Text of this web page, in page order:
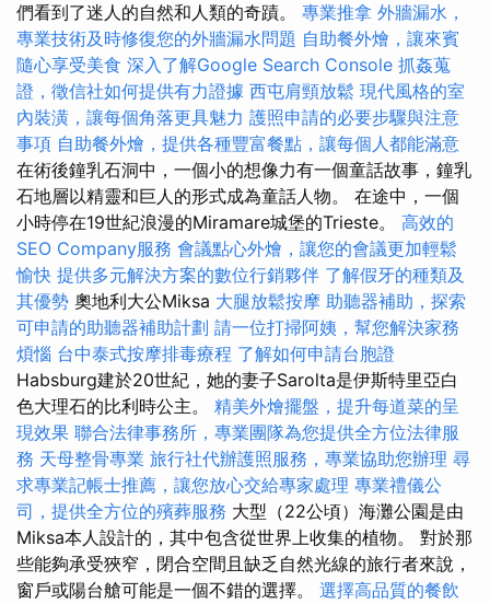
們看到了迷人的自然和人類的奇蹟。 專業推拿 外牆漏水，
專業技術及時修復您的外牆漏水問題 自助餐外燴，讓來賓
隨心享受美食 深入了解Google Search Console 抓姦蒐
證，徵信社如何提供有力證據 西屯肩頸放鬆 現代風格的室
內裝潢，讓每個角落更具魅力 護照申請的必要步驟與注意
事項 自助餐外燴，提供各種豐富餐點，讓每個人都能滿意
在術後鐘乳石洞中，一個小的想像力有一個童話故事，鐘乳
石地層以精靈和巨人的形式成為童話人物。 在途中，一個
小時停在19世紀浪漫的Miramare城堡的Trieste。 高效的
SEO Company服務 會議點心外燴，讓您的會議更加輕鬆
愉快 提供多元解決方案的數位行銷夥伴 了解假牙的種類及
其優勢 奧地利大公Miksa 大腿放鬆按摩 助聽器補助，探索
可申請的助聽器補助計劃 請一位打掃阿姨，幫您解決家務
煩惱 台中泰式按摩排毒療程 了解如何申請台胞證
Habsburg建於20世紀，她的妻子Sarolta是伊斯特里亞白
色大理石的比利時公主。 精美外燴擺盤，提升每道菜的呈
現效果 聯合法律事務所，專業團隊為您提供全方位法律服
務 天母整骨專業 旅行社代辦護照服務，專業協助您辦理 尋
求專業記帳士推薦，讓您放心交給專家處理 專業禮儀公
司，提供全方位的殯葬服務 大型（22公頃）海灘公園是由
Miksa本人設計的，其中包含從世界上收集的植物。 對於那
些能夠承受狹窄，閉合空間且缺乏自然光線的旅行者來說，
窗戶或陽台艙可能是一個不錯的選擇。 選擇高品質的餐飲